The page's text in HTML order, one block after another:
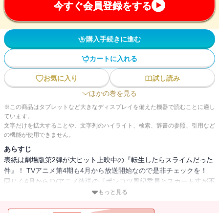
今すぐ会員登録をする
購入手続きに進む
カートに入れる
お気に入り
試し読み
ほかの巻を見る
※この商品はタブレットなど大きなディスプレイを備えた機器で読むことに適し
ています。
文字だけを拡大することや、文字列のハイライト、検索、辞書の参照、引用など
の機能が使用できません。
あらすじ
表紙は劇場版第2弾が大ヒット上映中の『転生したらスライムだった
件』！ TVアニメ第4期も4月から放送開始なので是非チェックを！
同じく4月からTVアニメ放送の『ポンコツ風紀委員とスカート丈が不
適切なＪＫの話』や『ブレス』などのアニメ情報が盛りだくさん！
もっと見る